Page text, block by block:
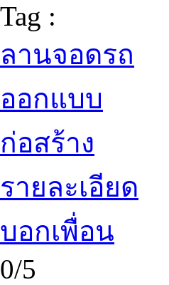
Tag :
ลานจอดรถ
ออกแบบ
ก่อสร้าง
รายละเอียด
บอกเพื่อน
0/5